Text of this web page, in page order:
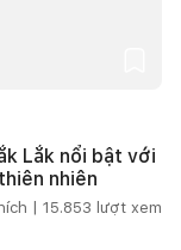
Lắk nổi bật với
nhiên
| 15.853 lượt xem